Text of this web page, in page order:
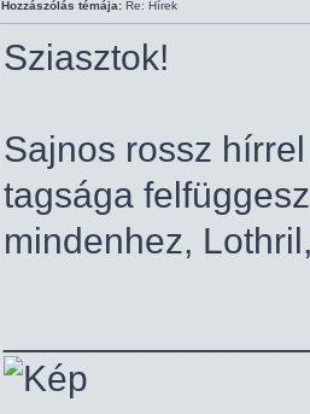
Hozzászólás témája: Re: Hírek
Sziasztok!
Sajnos rossz
tagsága
mindenhez,